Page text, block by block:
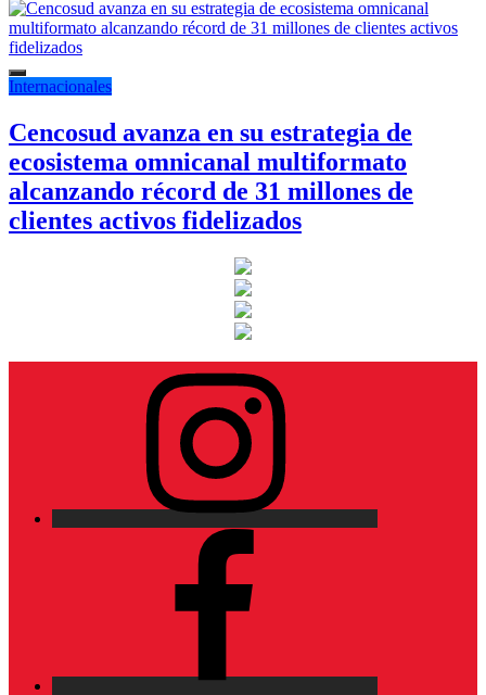
Internacionales
Cencosud avanza en su estrategia de
ecosistema omnicanal multiformato
alcanzando récord de 31 millones de
clientes activos fidelizados